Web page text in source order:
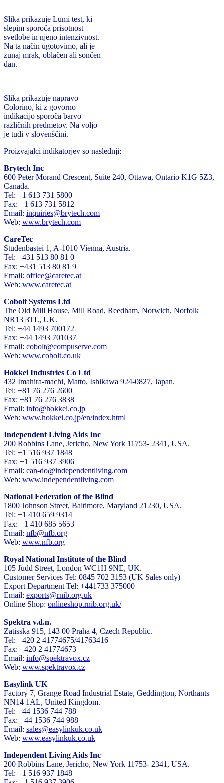
Slika prikazuje Lumi test, ki
slepim sporoča prisotnost
svetlobe in njeno intenzivnost.
Na ta način ugotovimo, ali je
zunaj mrak, oblačen ali sončen
dan.
Slika prikazuje napravo
Colorino, ki z govorno
indikacijo sporoča barvo
različnih predmetov. Na voljo
je tudi v slovenščini.
Proizvajalci indikatorjev so naslednji:
Brytech Inc
600 Peter Morand Crescent, Suite 240, Ottawa, Ontario K1G 5Z3,
Canada.
Tel: +1 613 731 5800
Fax: +1 613 731 5812
Email: inquiries@brytech.com
Web: www.brytech.com
CareTec
Studenbastei 1, A-1010 Vienna, Austria.
Tel: +431 513 80 81 0
Fax: +431 513 80 81 9
Email: office@caretec.at
Web: www.caretec.at
Cobolt Systems Ltd
The Old Mill House, Mill Road, Reedham, Norwich, Norfolk
NR13 3TL, UK.
Tel: +44 1493 700172
Fax: +44 1493 701037
Email: cobolt@compuserve.com
Web: www.cobolt.co.uk
Hokkei Industries Co Ltd
432 Imahira-machi, Matto, Ishikawa 924-0827, Japan.
Tel: +81 76 276 2600
Fax: +81 76 276 3838
Email: info@hokkei.co.jp
Web: www.hokkei.co.jp/en/index.html
Independent Living Aids Inc
200 Robbins Lane, Jericho, New York 11753- 2341, USA.
Tel: +1 516 937 1848
Fax: +1 516 937 3906
Email: can-do@independentliving.com
Web: www.independentliving.com
National Federation of the Blind
1800 Johnson Street, Baltimore, Maryland 21230, USA.
Tel: +1 410 659 9314
Fax: +1 410 685 5653
Email: nfb@nfb.org
Web: www.nfb.org
Royal National Institute of the Blind
105 Judd Street, London WC1H 9NE, UK.
Customer Services Tel: 0845 702 3153 (UK Sales only)
Export Department Tel: +441733 375000
Email: exports@rnib.org.uk
Online Shop: onlineshop.rnib.org.uk/
Spektra v.d.n.
Zatisska 915, 143 00 Praha 4, Czech Republic.
Tel: +420 2 41774675/41763416
Fax: +420 2 41774673
Email: info@spektravox.cz
Web: www.spektravox.cz
Easylink UK
Factory 7, Grange Road Industrial Estate, Geddington, Northants
NN14 1AL, United Kingdom.
Tel: +44 1536 744 788
Fax: +44 1536 744 988
Email: sales@easylinkuk.co.uk
Web: www.easylinkuk.co.uk
Independent Living Aids Inc
200 Robbins Lane, Jericho, New York 11753- 2341, USA.
Tel: +1 516 937 1848